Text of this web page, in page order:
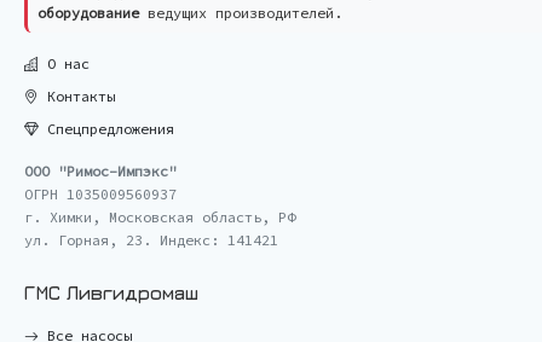
оборудованиеведущих производителей.
О нас
Контакты
Спецпредложения
ООО "Римос-Импэкс"
ОГРН 1035009560937
г. Химки, Московская область, РФ
ул. Горная, 23. Индекс: 141421
ГМС Ливгидромаш
Все насосы